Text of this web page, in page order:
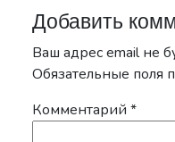
Добавить
Ваш адрес email не
Обязательные поля
Комментарий *